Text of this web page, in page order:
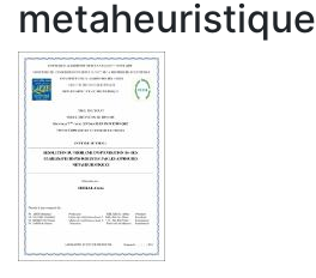
metaheuristique